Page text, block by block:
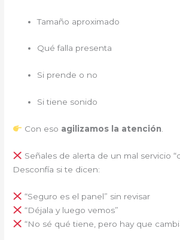
Tamaño aproximado
Qué falla presenta
Si prende o no
Si tiene sonido
Con eso agilizamos la atención
Señales de alerta de un mal servicio
Desconfía si te dicen:
“Seguro es el panel” sin revisar
“Déjala y luego vemos”
“No sé qué tiene, pero hay que